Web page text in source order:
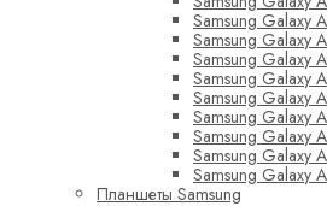
Samsung Galaxy
Samsung Galaxy
Samsung Galaxy
Samsung Galaxy
Samsung Galaxy
Samsung Galaxy
Samsung Galaxy
Samsung Galaxy
Samsung Galaxy
Планшеты Samsung